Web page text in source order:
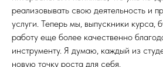
реализовывать свою деятельность и
услуги. Теперь мы, выпускники курса,
работу еще более качественно
инструменту. Я думаю, каждый из
новую точку роста для себя.